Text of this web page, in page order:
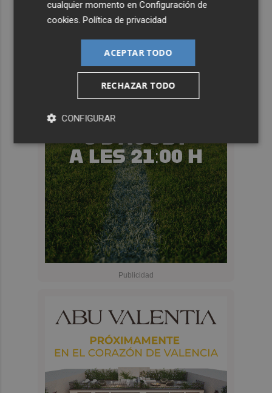
cualquier momento enConfiguración de
cookies.Política de privacidad
ACEPTAR TODO
RECHAZAR TODO
CONFIGURAR